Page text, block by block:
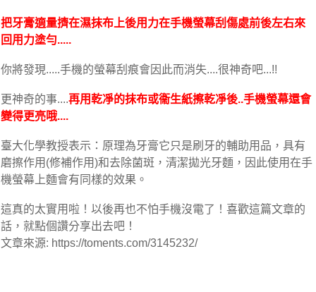
把牙膏適量擠在濕抹布上後用力在手機螢幕刮傷處前後左右來
回用力塗勻.....
你將發現.....手機的螢幕刮痕會因此而消失....很神奇吧...!!
更神奇的事....再用乾凈的抹布或衞生紙擦乾凈後..手機螢幕還會
變得更亮哦....
臺大化學教授表示： 原理為牙膏它只是刷牙的輔助用品，具有
磨擦作用(修補作用)和去除菌斑，清潔拋光牙麵，因此使用在手
機螢幕上麵會有同樣的效果。
這真的太實用啦！以後再也不怕手機沒電了！喜歡這篇文章的
話，就點個讚分享出去吧！
文章來源: https://toments.com/3145232/